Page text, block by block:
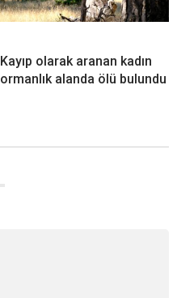
Kayıp olarak aranan kadın
ormanlık alanda ölü bulundu